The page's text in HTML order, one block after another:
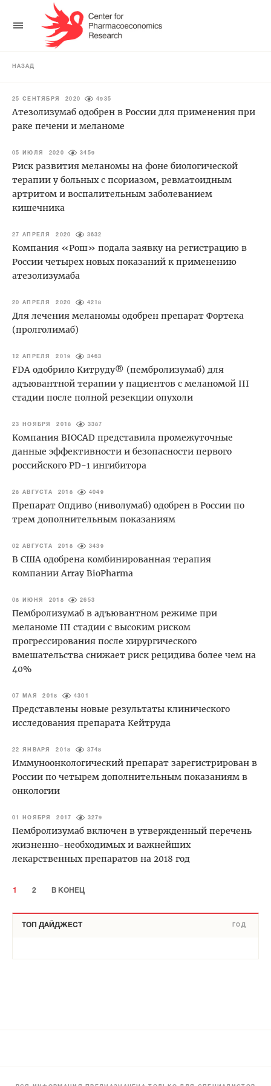
НАЗАД
25 СЕНТЯБРЯ 2020 4935
Атезолизумаб одобрен в России для применения при
раке печени и меланоме
05 ИЮЛЯ 2020 3459
Риск развития меланомы на фоне биологической
терапии у больных с псориазом, ревматоидным
артритом и воспалительным заболеванием
кишечника
27 АПРЕЛЯ 2020 3632
Компания «Рош» подала заявку на регистрацию в
России четырех новых показаний к применению
атезолизумаба
20 АПРЕЛЯ 2020 4218
Для лечения меланомы одобрен препарат Фортека
(пролголимаб)
12 АПРЕЛЯ 2019 3463
FDA одобрило Китруду® (пембролизумаб) для
адъювантной терапии у пациентов c меланомой III
стадии после полной резекции опухоли
23 НОЯБРЯ 2018 3387
Компания BIOCAD представила промежуточные
данные эффективности и безопасности первого
российского PD-1 ингибитора
28 АВГУСТА 2018 4049
Препарат Опдиво (ниволумаб) одобрен в России по
трем дополнительным показаниям
02 АВГУСТА 2018 3439
В США одобрена комбинированная терапия
компании Array BioPharma
08 ИЮНЯ 2018 2653
Пембролизумаб в адъювантном режиме при
меланоме III стадии с высоким риском
прогрессирования после хирургического
вмешательства снижает риск рецидива более чем на
40%
07 МАЯ 2018 4301
Представлены новые результаты клинического
исследования препарата Кейтруда
22 ЯНВАРЯ 2018 3748
Иммуноонкологический препарат зарегистрирован в
России по четырем дополнительным показаниям в
онкологии
01 НОЯБРЯ 2017 3279
Пембролизумаб включен в утвержденный перечень
жизненно-необходимых и важнейших
лекарственных препаратов на 2018 год
1 2 В КОНЕЦ
ТОП ДАЙДЖЕСТ ГОД